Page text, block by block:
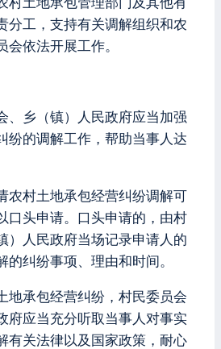
分工，支持有关调解组织和农
依法开展工作。
、乡（镇）人民政府应当加强
纷的调解工作，帮助当事人达
农村土地承包经营纠纷调解可
口头申请。口头申请的，由村
）人民政府当场记录申请人的
的纠纷事项、理由和时间。
地承包经营纠纷，村民委员会
府应当充分听取当事人对事实
有关法律以及国家政策，耐心